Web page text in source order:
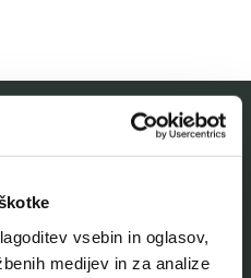
vsebin in oglasov,
medijev in za analize